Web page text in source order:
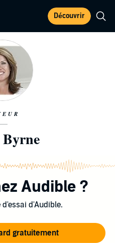
Découvrir
Audible ?
d'Audible.
gratuitement